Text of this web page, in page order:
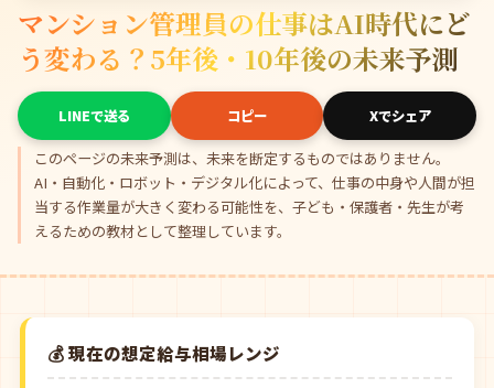
マンション管理員の仕事はAI時代にど
う変わる？5年後・10年後の未来予測
LINEで送る コピー Xでシェア
このページの未来予測は、未来を断定するものではありません。
AI・自動化・ロボット・デジタル化によって、仕事の中身や人間が担
当する作業量が大きく変わる可能性を、子ども・保護者・先生が考
えるための教材として整理しています。
💰 現在の想定給与相場レンジ